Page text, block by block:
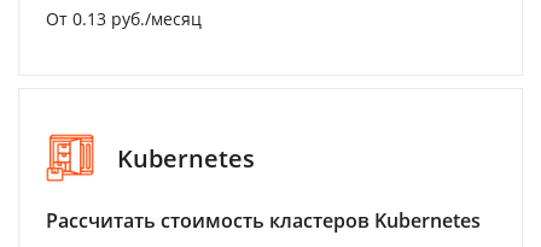
От 0.13 руб./месяц
Kubernetes
Рассчитать стоимость кластеров Kubernetes